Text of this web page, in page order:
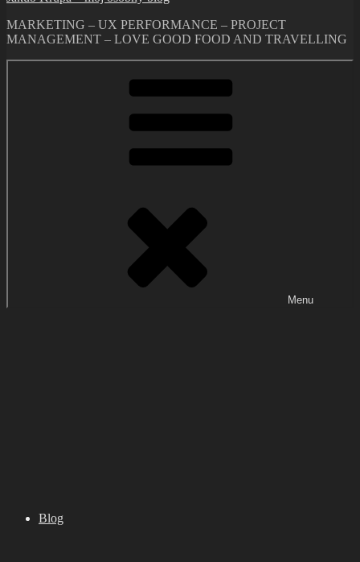
MARKETING – UX PERFORMANCE – PROJECT
MANAGEMENT – LOVE GOOD FOOD AND TRAVELLING
Menu
Blog